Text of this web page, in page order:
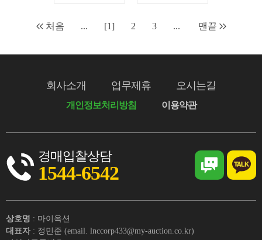
처음 ... [1] 2 3 ... 맨끝
회사소개 업무제휴 오시는길
개인정보처리방침 이용약관
경매입찰상담
1544-6542
상호명 : 마이옥션
대표자 : 정민준 (email. lnccorp433@my-auction.co.kr)